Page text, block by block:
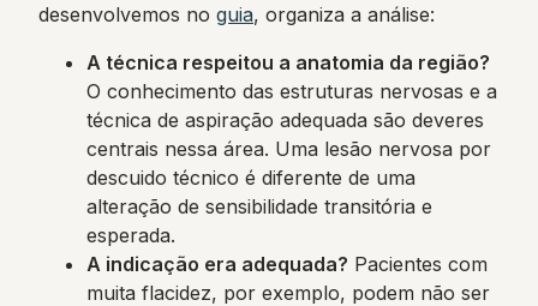
desenvolvemos no guia, organiza a análise:
A técnica respeitou a anatomia da região?
O conhecimento das estruturas nervosas e a
técnica de aspiração adequada são deveres
centrais nessa área. Uma lesão nervosa por
descuido técnico é diferente de uma
alteração de sensibilidade transitória e
esperada.
A indicação era adequada? Pacientes com
muita flacidez, por exemplo, podem não ser